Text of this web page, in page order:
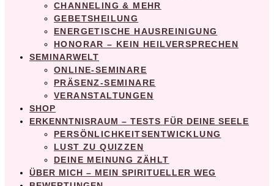
CHANNELING & MEHR
GEBETSHEILUNG
ENERGETISCHE HAUSREINIGUNG
HONORAR – KEIN HEILVERSPRECHEN
SEMINARWELT
ONLINE-SEMINARE
PRÄSENZ-SEMINARE
VERANSTALTUNGEN
SHOP
ERKENNTNISRAUM – TESTS FÜR DEINE SEELE
PERSÖNLICHKEITSENTWICKLUNG
LUST ZU QUIZZEN
DEINE MEINUNG ZÄHLT
ÜBER MICH – MEIN SPIRITUELLER WEG